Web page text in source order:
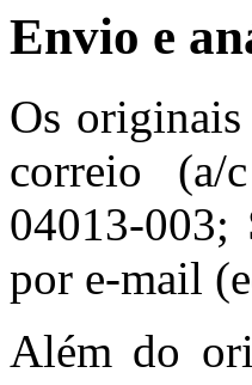
Envio e
Os
correio (a/
04013-
por e-mail
Além do